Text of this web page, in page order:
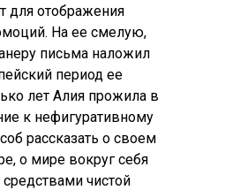
для отображения
На ее смелую,
письма наложил
период ее
лет Алия прожила в
к нефигуративному
рассказать о своем
о мире вокруг себя
чистой